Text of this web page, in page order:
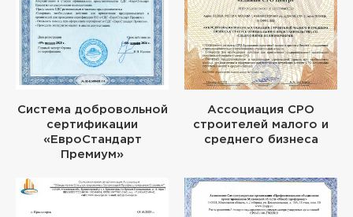
Система добровольной
сертификации
«ЕвроСтандарт
Премиум»
Ассоциация СРО
строителей малого и
среднего бизнеса